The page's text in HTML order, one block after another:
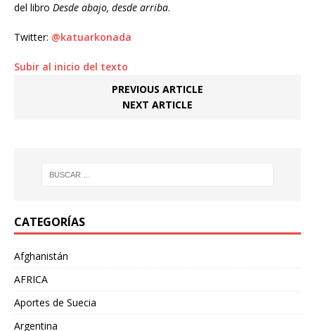
del libro Desde abajo, desde arriba.
Twitter: @katuarkonada
Subir al inicio del texto
PREVIOUS ARTICLE
NEXT ARTICLE
CATEGORÍAS
Afghanistán
AFRICA
Aportes de Suecia
Argentina